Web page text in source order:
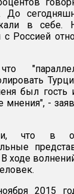
До
в себе.
Россией
был гость
мнения", -
что в
ходе
2015